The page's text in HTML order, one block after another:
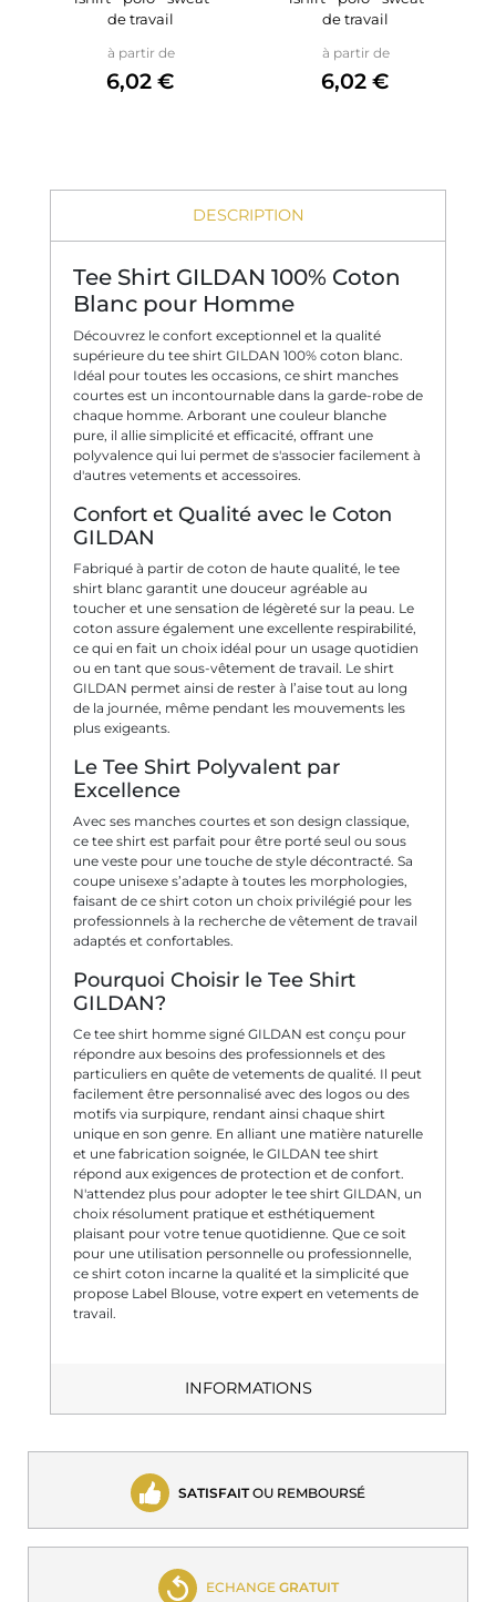
de travail
à partir dePrix
6,02 €
de travail
à partir dePrix
6,02 €
DESCRIPTION
Tee Shirt GILDAN 100% Coton
Blanc pour Homme
Découvrez le confort exceptionnel et la qualité
supérieure du tee shirt GILDAN 100% coton blanc.
Idéal pour toutes les occasions, ce shirt manches
courtes est un incontournable dans la garde-robe de
chaque homme. Arborant une couleur blanche
pure, il allie simplicité et efficacité, offrant une
polyvalence qui lui permet de s'associer facilement à
d'autres vetements et accessoires.
Confort et Qualité avec le Coton
GILDAN
Fabriqué à partir de coton de haute qualité, le tee
shirt blanc garantit une douceur agréable au
toucher et une sensation de légèreté sur la peau. Le
coton assure également une excellente respirabilité,
ce qui en fait un choix idéal pour un usage quotidien
ou en tant que sous-vêtement de travail. Le shirt
GILDAN permet ainsi de rester à l’aise tout au long
de la journée, même pendant les mouvements les
plus exigeants.
Le Tee Shirt Polyvalent par
Excellence
Avec ses manches courtes et son design classique,
ce tee shirt est parfait pour être porté seul ou sous
une veste pour une touche de style décontracté. Sa
coupe unisexe s’adapte à toutes les morphologies,
faisant de ce shirt coton un choix privilégié pour les
professionnels à la recherche de vêtement de travail
adaptés et confortables.
Pourquoi Choisir le Tee Shirt
GILDAN?
Ce tee shirt homme signé GILDAN est conçu pour
répondre aux besoins des professionnels et des
particuliers en quête de vetements de qualité. Il peut
facilement être personnalisé avec des logos ou des
motifs via surpiqure, rendant ainsi chaque shirt
unique en son genre. En alliant une matière naturelle
et une fabrication soignée, le GILDAN tee shirt
répond aux exigences de protection et de confort.
N'attendez plus pour adopter le tee shirt GILDAN, un
choix résolument pratique et esthétiquement
plaisant pour votre tenue quotidienne. Que ce soit
pour une utilisation personnelle ou professionnelle,
ce shirt coton incarne la qualité et la simplicité que
propose Label Blouse, votre expert en vetements de
travail.
INFORMATIONS
SATISFAITOU REMBOURSÉ
ECHANGE GRATUIT